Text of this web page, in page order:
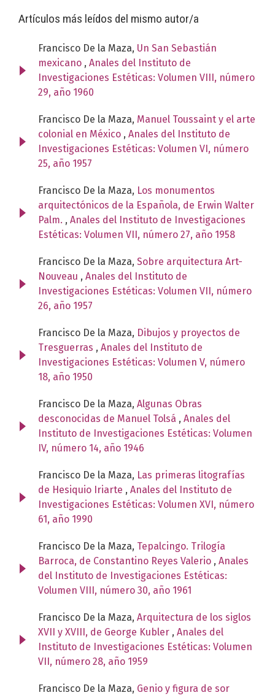
Artículos más leídos del mismo autor/a
Francisco De la Maza, Un San Sebastián
mexicano , Anales del Instituto de
Investigaciones Estéticas: Volumen VIII, número
29, año 1960
Francisco De la Maza, Manuel Toussaint y el arte
colonial en México , Anales del Instituto de
Investigaciones Estéticas: Volumen VI, número
25, año 1957
Francisco De la Maza, Los monumentos
arquitectónicos de la Española, de Erwin Walter
Palm. , Anales del Instituto de Investigaciones
Estéticas: Volumen VII, número 27, año 1958
Francisco De la Maza, Sobre arquitectura Art-
Nouveau , Anales del Instituto de
Investigaciones Estéticas: Volumen VII, número
26, año 1957
Francisco De la Maza, Dibujos y proyectos de
Tresguerras , Anales del Instituto de
Investigaciones Estéticas: Volumen V, número
18, año 1950
Francisco De la Maza, Algunas Obras
desconocidas de Manuel Tolsá , Anales del
Instituto de Investigaciones Estéticas: Volumen
IV, número 14, año 1946
Francisco De la Maza, Las primeras litografías
de Hesiquio Iriarte , Anales del Instituto de
Investigaciones Estéticas: Volumen XVI, número
61, año 1990
Francisco De la Maza, Tepalcingo. Trilogía
Barroca, de Constantino Reyes Valerio , Anales
del Instituto de Investigaciones Estéticas:
Volumen VIII, número 30, año 1961
Francisco De la Maza, Arquitectura de los siglos
XVII y XVIII, de George Kubler , Anales del
Instituto de Investigaciones Estéticas: Volumen
VII, número 28, año 1959
Francisco De la Maza, Genio y figura de sor